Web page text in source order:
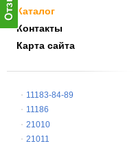
Каталог
Контакты
Карта сайта
11183-84-89
11186
21010
21011